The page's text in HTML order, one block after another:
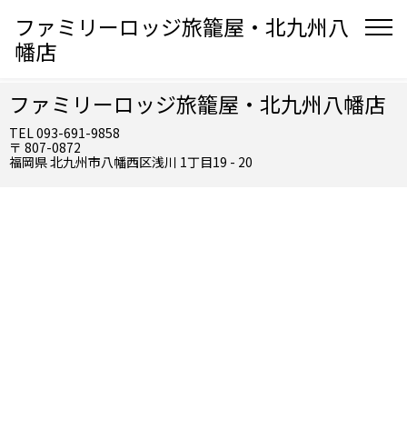
ファミリーロッジ旅籠屋・北九州八
幡店
ファミリーロッジ旅籠屋・北九州八幡店
TEL 093-691-9858
〒 807-0872
福岡県 北九州市八幡西区浅川 1丁目19 - 20